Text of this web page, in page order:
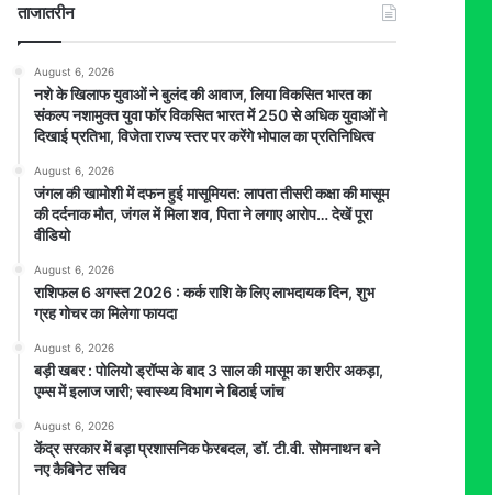
ताजातरीन
August 6, 2026
नशे के खिलाफ युवाओं ने बुलंद की आवाज, लिया विकसित भारत का
संकल्प नशामुक्त युवा फॉर विकसित भारत में 250 से अधिक युवाओं ने
दिखाई प्रतिभा, विजेता राज्य स्तर पर करेंगे भोपाल का प्रतिनिधित्व
August 6, 2026
जंगल की खामोशी में दफन हुई मासूमियत: लापता तीसरी कक्षा की मासूम
की दर्दनाक मौत, जंगल में मिला शव, पिता ने लगाए आरोप… देखें पूरा
वीडियो
August 6, 2026
राशिफल 6 अगस्त 2026 : कर्क राशि के लिए लाभदायक दिन, शुभ
ग्रह गोचर का मिलेगा फायदा
August 6, 2026
बड़ी खबर : पोलियो ड्रॉप्स के बाद 3 साल की मासूम का शरीर अकड़ा,
एम्स में इलाज जारी; स्वास्थ्य विभाग ने बिठाई जांच
August 6, 2026
केंद्र सरकार में बड़ा प्रशासनिक फेरबदल, डॉ. टी.वी. सोमनाथन बने
नए कैबिनेट सचिव